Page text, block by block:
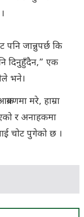
पनि जान्नुपर्छ कि
दिनुहुँदैन,” एक
भने।
मरे, हाम्रा
र अनाहकमा
चोट पुगेको छ ।